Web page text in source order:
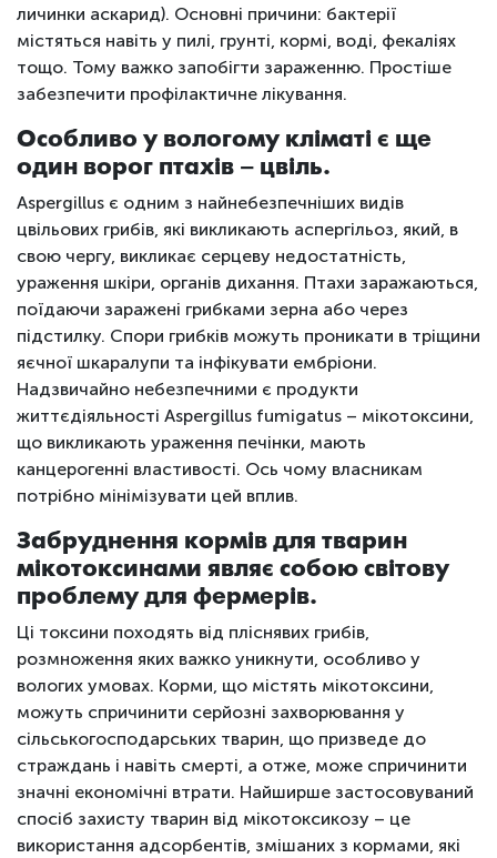
личинки аскарид). Основні причини: бактерії
містяться навіть у пилі, грунті, кормі, воді, фекаліях
тощо. Тому важко запобігти зараженню. Простіше
забезпечити профілактичне лікування.
Особливо у вологому кліматі є ще
один ворог птахів – цвіль.
Aspergillus є одним з найнебезпечніших видів
цвільових грибів, які викликають аспергільоз, який, в
свою чергу, викликає серцеву недостатність,
ураження шкіри, органів дихання. Птахи заражаються,
поїдаючи заражені грибками зерна або через
підстилку. Спори грибків можуть проникати в тріщини
яєчної шкаралупи та інфікувати ембріони.
Надзвичайно небезпечними є продукти
життєдіяльності Aspergillus fumigatus – мікотоксини,
що викликають ураження печінки, мають
канцерогенні властивості. Ось чому власникам
потрібно мінімізувати цей вплив.
Забруднення кормів для тварин
мікотоксинами являє собою світову
проблему для фермерів.
Ці токсини походять від пліснявих грибів,
розмноження яких важко уникнути, особливо у
вологих умовах. Корми, що містять мікотоксини,
можуть спричинити серйозні захворювання у
сільськогосподарських тварин, що призведе до
страждань і навіть смерті, а отже, може спричинити
значні економічні втрати. Найширше застосовуваний
спосіб захисту тварин від мікотоксикозу – це
використання адсорбентів, змішаних з кормами, які